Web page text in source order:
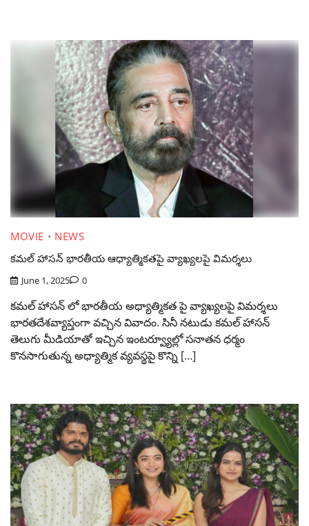
MOVIE
NEWS
కమల్ హాసన్ భారతీయ ఆధ్యాత్మికతపై వ్యాఖ్యలపై విమర్శలు
June 1, 2025 0
కమల్ హాసన్ లో భారతీయ అధ్యాత్మికత పై వ్యాఖ్యలపై విమర్శలు
భారతదేశవ్యాప్తంగా వచ్చిన వివాదం. సినీ నటుడు కమల్ హాసన్
తెలుగు మీడియాతో ఇచ్చిన ఇంటర్వ్యూల్లో సనాతన ధర్మం
కొనసాగుతున్న అధ్యాత్మిక వ్యవస్థపై కొన్ని […]